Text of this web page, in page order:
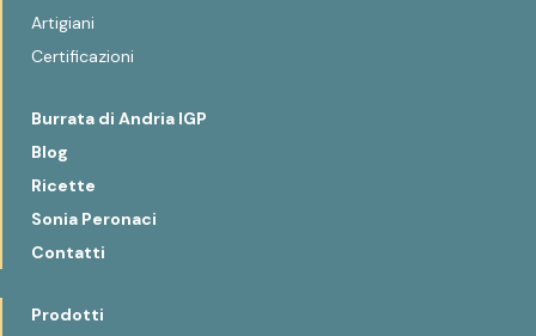
Artigiani
Certificazioni
Burrata di Andria IGP
Blog
Ricette
Sonia Peronaci
Contatti
Prodotti